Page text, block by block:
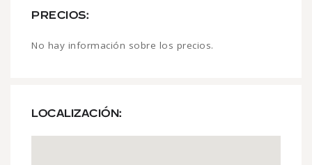
PRECIOS:
No hay información sobre los precios.
LOCALIZACIÓN: